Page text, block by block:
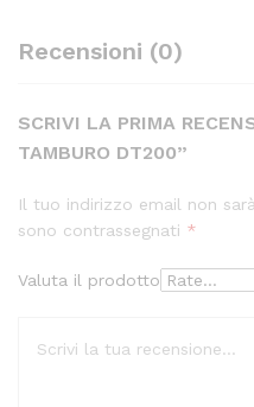
Recensioni (0)
SCRIVI LA PRIMA
TAMBURO DT200”
Il tuo indirizzo email non
sono contrassegnati *
Valuta il prodotto